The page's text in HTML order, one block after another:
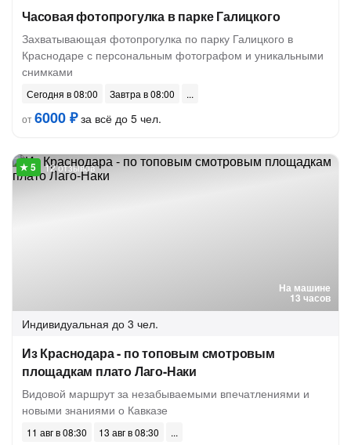
Часовая фотопрогулка в парке Галицкого
Захватывающая фотопрогулка по парку Галицкого в
Краснодаре с персональным фотографом и уникальными
снимками
Сегодня в 08:00
Завтра в 08:00
от6000 ₽за всё до 5 чел.
На машине
13 часов
12 отзывов
Индивидуальная до 3 чел.
Из Краснодара - по топовым смотровым
площадкам плато Лаго-Наки
Видовой маршрут за незабываемыми впечатлениями и
новыми знаниями о Кавказе
11 авг в 08:30
13 авг в 08:30